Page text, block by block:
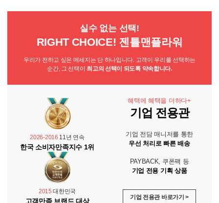
실수 없는 선택!
RIGHT CHOICE! 젠틀맨플라워
우리가 전하고 싶은 메세지는 단 하나입니다. 고객이 우리를 선택하는
순간, 그 선택이 최고의 선택이 되도록 약속합니다.
2026-2016 11년 연속
한국 소비자만족지수 1위
2015 대한민국
고객만족 브랜드 대상
혜택에 혜택을 더하다+
기업 전용관
기업 전담 매니저를 통한
우선 처리로 빠른 배송
PAYBACK, 쿠폰팩 등
기업 전용 기획 상품
기업 전용관 바로가기 >